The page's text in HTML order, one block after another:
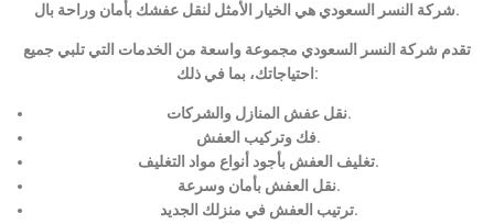
شركة النسر السعودي هي الخيار الأمثل لنقل عفشك بأمان وراحة بال.
تقدم شركة النسر السعودي مجموعة واسعة من الخدمات التي تلبي جميع
احتياجاتك، بما في ذلك:
نقل عفش المنازل والشركات.
فك وتركيب العفش.
تغليف العفش بأجود أنواع مواد التغليف.
نقل العفش بأمان وسرعة.
ترتيب العفش في منزلك الجديد.